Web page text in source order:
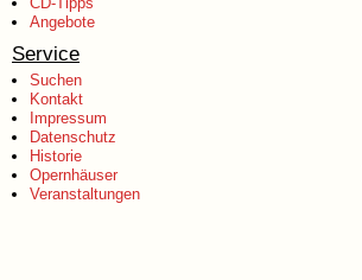
Angebote
Service
Suchen
Kontakt
Impressum
Datenschutz
Historie
Opernhäuser
Veranstaltungen